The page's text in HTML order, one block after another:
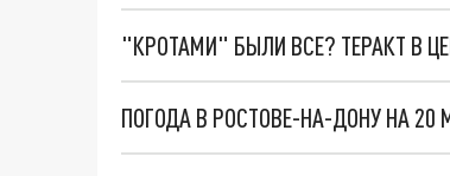
"КРОТАМИ" БЫЛИ ВСЕ? ТЕРАКТ В